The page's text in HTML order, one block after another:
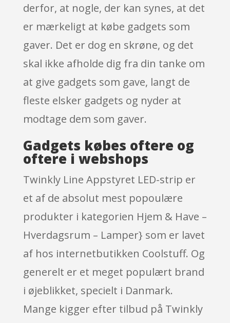
derfor, at nogle, der kan synes, at det
er mærkeligt at købe gadgets som
gaver. Det er dog en skrøne, og det
skal ikke afholde dig fra din tanke om
at give gadgets som gave, langt de
fleste elsker gadgets og nyder at
modtage dem som gaver.
Gadgets købes oftere og
oftere i webshops
Twinkly Line Appstyret LED-strip er
et af de absolut mest popoulære
produkter i kategorien Hjem & Have –
Hverdagsrum – Lamper} som er lavet
af hos internetbutikken Coolstuff. Og
generelt er et meget populært brand
i øjeblikket, specielt i Danmark.
Mange kigger efter tilbud på Twinkly